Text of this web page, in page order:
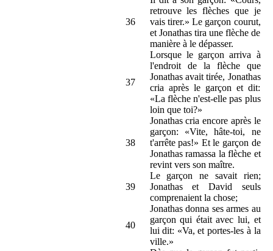
36
retrouve les flèches que je
vais tirer.» Le garçon courut,
et Jonathas tira une flèche de
manière à le dépasser.
37
Lorsque le garçon arriva à
l'endroit de la flèche que
Jonathas avait tirée, Jonathas
cria après le garçon et dit:
«La flèche n'est-elle pas plus
loin que toi?»
38
Jonathas cria encore après le
garçon: «Vite, hâte-toi, ne
t'arrête pas!» Et le garçon de
Jonathas ramassa la flèche et
revint vers son maître.
39
Le garçon ne savait rien;
Jonathas et David seuls
comprenaient la chose;
40
Jonathas donna ses armes au
garçon qui était avec lui, et
lui dit: «Va, et portes-les à la
ville.»